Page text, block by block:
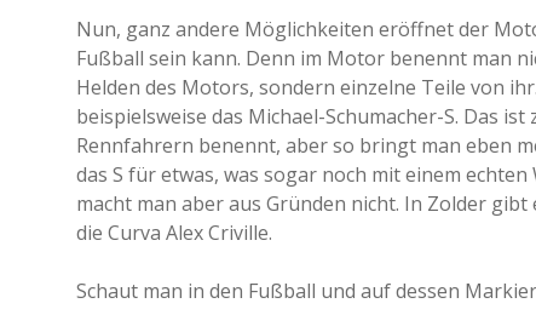
Nun, ganz andere Möglichkeiten eröffnet der
Fußball sein kann. Denn im Motor benennt man
Helden des Motors, sondern einzelne Teile von
beispielsweise das Michael-Schumacher-S. Das
Rennfahrern benennt, aber so bringt man eben
das S für etwas, was sogar noch mit einem
macht man aber aus Gründen nicht. In Zolder
die Curva Alex Criville.
Schaut man in den Fußball und auf dessen